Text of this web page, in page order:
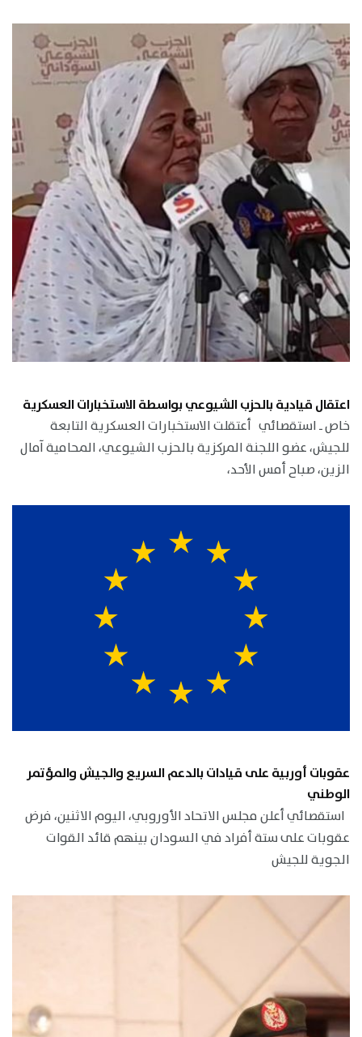
اعتقال قيادية بالحزب الشيوعي بواسطة الاستخبارات العسكرية
خاص ـ استقصائي أعتقلت الاستخبارات العسكرية التابعة
للجيش، عضو اللجنة المركزية بالحزب الشيوعي، المحامية آمال
الزين، صباح أمس الأحد،
عقوبات أوربية على قيادات بالدعم السريع والجيش والمؤتمر
الوطني
استقصائي أعلن مجلس الاتحاد الأوروبي، اليوم الاثنين، فرض
عقوبات على ستة أفراد في السودان بينهم قائد القوات
الجوية للجيش